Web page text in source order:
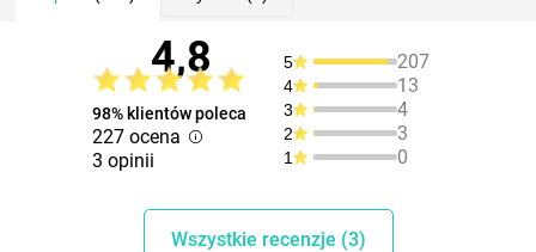
4,8
98% klientów poleca
227 ocena
3 opinii
5 207
4 13
3 4
2 3
1 0
Wszystkie recenzje (3)